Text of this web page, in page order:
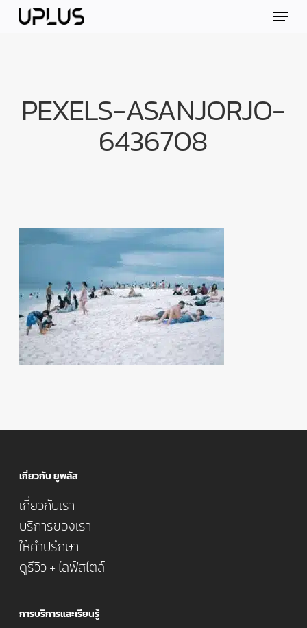
Skip Menu
PEXELS-ASANJORJO-
6436708
เกี่ยวกับ ยูพลัส
เกี่ยวกับเรา
บริการของเรา
ให้คำปรึกษา
ดูรีวิว + ไลฟ์สไตล์
การบริการและเรียนรู้